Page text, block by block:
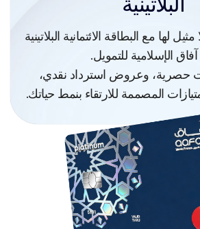
لها مع البطاقة الائتمانية البلاتينية
الإسلامية للتمويل.​
حصرية، وعروض استرداد نقدي،
المصممة للارتقاء بنمط حياتك.​